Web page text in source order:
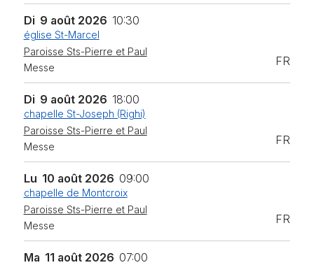
Di 9 août 2026 10:30
église St-Marcel
Paroisse Sts-Pierre et Paul
Messe
FR
Di 9 août 2026 18:00
chapelle St-Joseph (Righi)
Paroisse Sts-Pierre et Paul
Messe
FR
Lu 10 août 2026 09:00
chapelle de Montcroix
Paroisse Sts-Pierre et Paul
Messe
FR
Ma 11 août 2026 07:00